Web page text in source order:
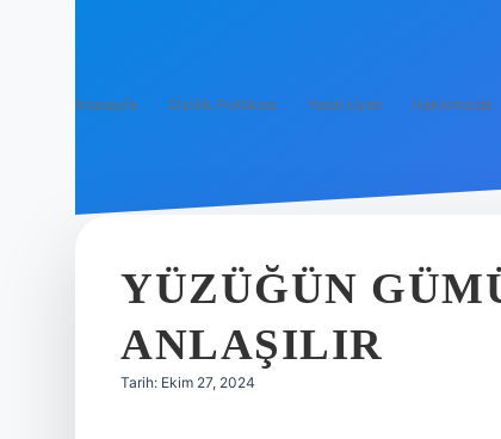
Anasayfa Gizlilik Politikası Yasal Uyarı Hakkımızda
YÜZÜĞÜN
ANLAŞILIR
Tarih: Ekim 27, 2024